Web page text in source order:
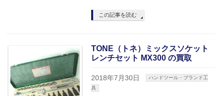
この記事を読む
TONE（トネ）ミックスソケット
レンチセット MX300 の買取
2018年7月30日
ハンドツール・ブランド工
具